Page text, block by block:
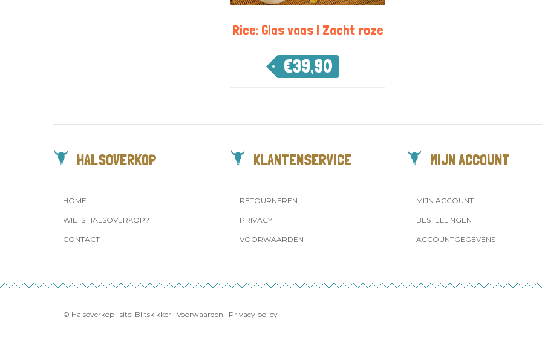
Rice: Glas vaas | Zacht roze
€39,90
HALSOVERKOP
HOME
WIE IS HALSOVERKOP?
CONTACT
KLANTENSERVICE
RETOURNEREN
PRIVACY
VOORWAARDEN
MIJN ACCOUNT
MIJN ACCOUNT
BESTELLINGEN
ACCOUNTGEGEVENS
© Halsoverkop | site: Blitskikker | Voorwaarden | Privacy policy